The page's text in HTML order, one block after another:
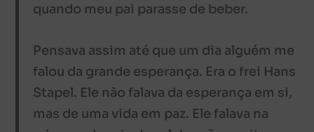
quando meu pai parasse de beber.
Pensava assim até que um dia alguém me
falou da grande esperança. Era o frei Hans
Stapel. Ele não falava da esperança em si,
mas de uma vida em paz. Ele falava na